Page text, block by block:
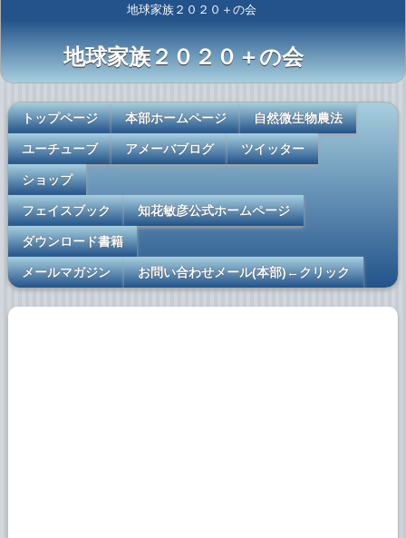
地球家族２０２０＋の会
地球家族２０２０＋の会
トップページ 本部ホームページ 自然微生物農法
ユーチューブ アメーバブログ ツイッター
ショップ
フェイスブック 知花敏彦公式ホームページ
ダウンロード書籍
メールマガジン お問い合わせメール(本部)←クリック